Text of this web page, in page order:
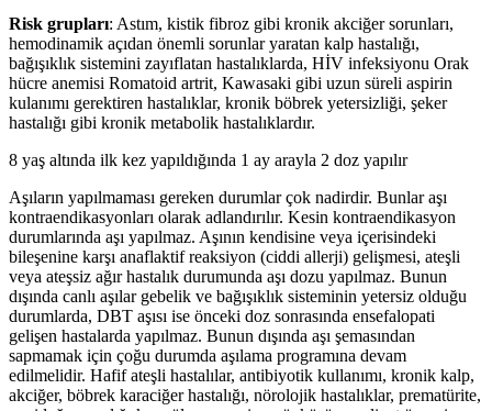
Risk grupları: Astım, kistik fibroz gibi kronik akciğer sorunları,
hemodinamik açıdan önemli sorunlar yaratan kalp hastalığı,
bağışıklık sistemini zayıflatan hastalıklarda, HİV infeksiyonu Orak
hücre anemisi Romatoid artrit, Kawasaki gibi uzun süreli aspirin
kulanımı gerektiren hastalıklar, kronik böbrek yetersizliği, şeker
hastalığı gibi kronik metabolik hastalıklardır.
8 yaş altında ilk kez yapıldığında 1 ay arayla 2 doz yapılır
Aşıların yapılmaması gereken durumlar çok nadirdir. Bunlar aşı
kontraendikasyonları olarak adlandırılır. Kesin kontraendikasyon
durumlarında aşı yapılmaz. Aşının kendisine veya içerisindeki
bileşenine karşı anaflaktif reaksiyon (ciddi allerji) gelişmesi, ateşli
veya ateşsiz ağır hastalık durumunda aşı dozu yapılmaz. Bunun
dışında canlı aşılar gebelik ve bağışıklık sisteminin yetersiz olduğu
durumlarda, DBT aşısı ise önceki doz sonrasında ensefalopati
gelişen hastalarda yapılmaz. Bunun dışında aşı şemasından
sapmamak için çoğu durumda aşılama programına devam
edilmelidir. Hafif ateşli hastalılar, antibiyotik kullanımı, kronik kalp,
akciğer, böbrek karaciğer hastalığı, nörolojik hastalıklar, prematürite,